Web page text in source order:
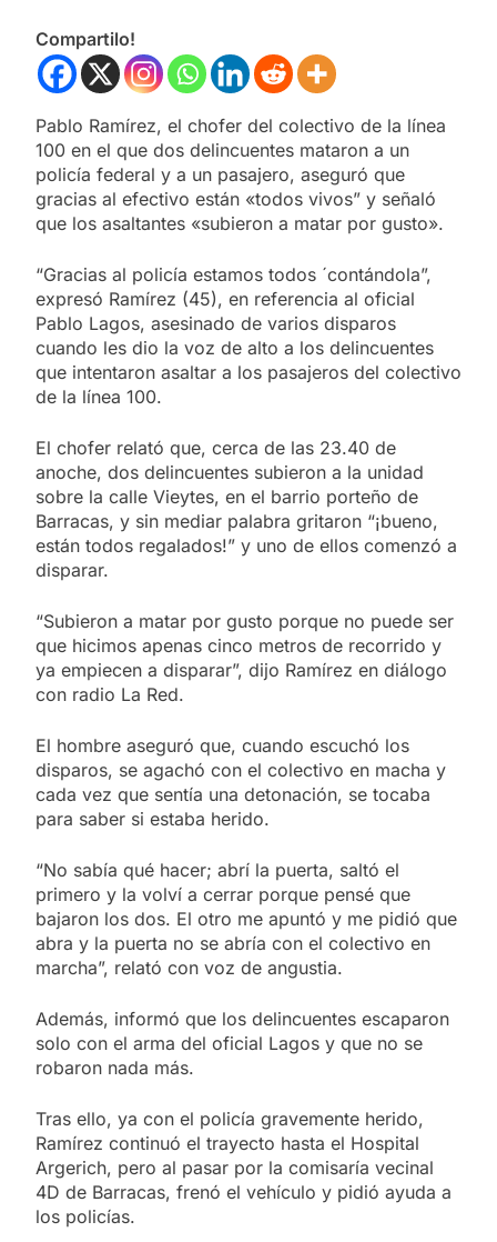
Compartilo!
Pablo Ramírez, el chofer del colectivo de la línea
100 en el que dos delincuentes mataron a un
policía federal y a un pasajero, aseguró que
gracias al efectivo están «todos vivos” y señaló
que los asaltantes «subieron a matar por gusto».
“Gracias al policía estamos todos ´contándola”,
expresó Ramírez (45), en referencia al oficial
Pablo Lagos, asesinado de varios disparos
cuando les dio la voz de alto a los delincuentes
que intentaron asaltar a los pasajeros del colectivo
de la línea 100.
El chofer relató que, cerca de las 23.40 de
anoche, dos delincuentes subieron a la unidad
sobre la calle Vieytes, en el barrio porteño de
Barracas, y sin mediar palabra gritaron “¡bueno,
están todos regalados!” y uno de ellos comenzó a
disparar.
“Subieron a matar por gusto porque no puede ser
que hicimos apenas cinco metros de recorrido y
ya empiecen a disparar”, dijo Ramírez en diálogo
con radio La Red.
El hombre aseguró que, cuando escuchó los
disparos, se agachó con el colectivo en macha y
cada vez que sentía una detonación, se tocaba
para saber si estaba herido.
“No sabía qué hacer; abrí la puerta, saltó el
primero y la volví a cerrar porque pensé que
bajaron los dos. El otro me apuntó y me pidió que
abra y la puerta no se abría con el colectivo en
marcha”, relató con voz de angustia.
Además, informó que los delincuentes escaparon
solo con el arma del oficial Lagos y que no se
robaron nada más.
Tras ello, ya con el policía gravemente herido,
Ramírez continuó el trayecto hasta el Hospital
Argerich, pero al pasar por la comisaría vecinal
4D de Barracas, frenó el vehículo y pidió ayuda a
los policías.